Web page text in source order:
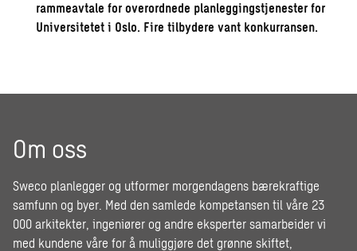
rammeavtale for overordnede planleggingstjenester for
Universitetet i Oslo. Fire tilbydere vant konkurransen.
Om oss
Sweco planlegger og utformer morgendagens bærekraftige
samfunn og byer. Med den samlede kompetansen til våre 23
000 arkitekter, ingeniører og andre eksperter samarbeider vi
med kundene våre for å muliggjøre det grønne skiftet,